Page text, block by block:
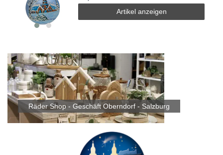
Artikel anzeigen
Räder Shop - Geschäft Oberndorf - Salzburg